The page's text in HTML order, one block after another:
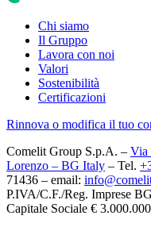
Chi siamo
Il Gruppo
Lavora con noi
Valori
Sostenibilità
Certificazioni
Rinnova o modifica il tuo
Comelit Group S.p.A. – Via
Lorenzo – BG Italy – Tel.
71436 – email:
P.IVA/C.F./Reg. Imprese
Capitale Sociale €